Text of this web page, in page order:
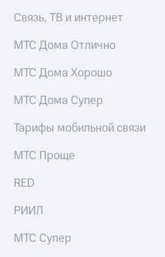
Связь, ТВ и интернет
МТС Дома Отлично
МТС Дома Хорошо
МТС Дома Супер
Тарифы мобильной связи
МТС Проще
RED
РИИЛ
МТС Супер